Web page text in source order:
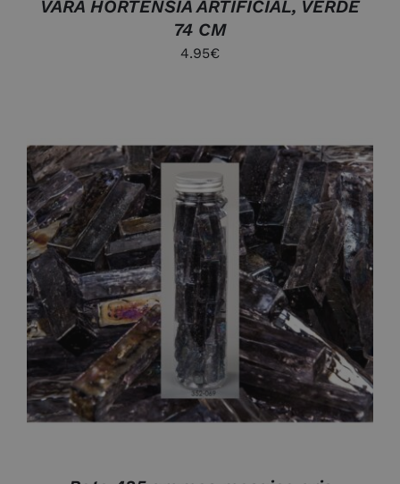
VARA HORTENSIA ARTIFICIAL, VERDE
74 CM
4.95€
AÑADIR AL CARRITO
/
DETALLES